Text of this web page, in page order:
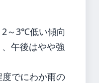
2～3℃低い傾向
午後はやや強
でにわか雨の